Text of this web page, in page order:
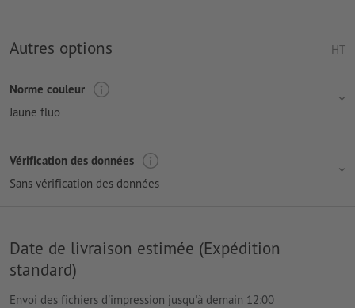
Autres options HT
Norme couleur
Jaune fluo
Vérification des données
Sans vérification des données
Date de livraison estimée (Expédition
standard)
Envoi des fichiers d'impression jusqu'à demain 12:00